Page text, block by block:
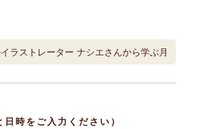
時をご入力ください）